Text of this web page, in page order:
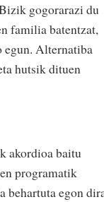
gogorarazi du
familia batentzat,
egun. Alternatiba
hutsik dituen
akordioa baitu
programatik
behartuta egon